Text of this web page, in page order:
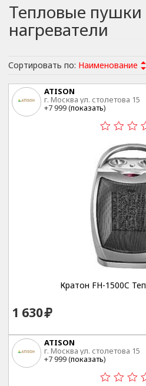
Тепловые пушки
нагреватели
Сортировать по: Наименование
ATISON
г. Москва ул. столетова 15
+7 999 (показать)
Кратон FH-1500C
1 630
ATISON
г. Москва ул. столетова 15
+7 999 (показать)